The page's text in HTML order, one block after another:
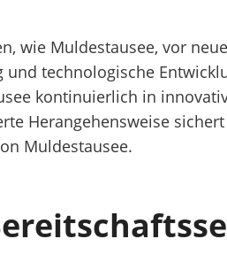
wie Muldestausee, vor
technologische
kontinuierlich in
Herangehensweise
Muldestausee.